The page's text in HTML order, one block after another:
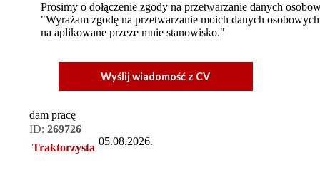
Prosimy o dołączenie zgody na przetwarzanie danych
"Wyrażam zgodę na przetwarzanie moich danych
na aplikowane przeze mnie stanowisko."
Wyślij wiadomość z CV
dam pracę
ID: 269726
Traktorzysta
05.08.2026.